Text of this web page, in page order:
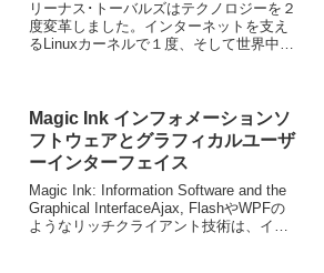
リーナス･トーバルズはテクノロジーを２
度変革しました。インターネットを支え
るLinuxカーネルで１度、そして世界中の
の珍しいイ...
Magic Ink インフォメーションソ
フトウェアとグラフィカルユーザ
ーインターフェイス
Magic Ink: Information Software and the
Graphical InterfaceAjax, FlashやWPFの
ようなリッチクライアント技術は、イン